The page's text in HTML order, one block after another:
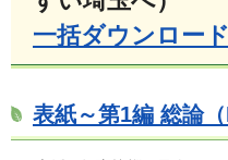
一括ダウンロー
表紙～第1編 総論（